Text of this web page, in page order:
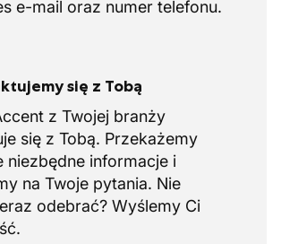
e-mail oraz numer telefonu.
się z Tobą
z Twojej branży
się z Tobą. Przekażemy
niezbędne informacje i
na Twoje pytania. Nie
odebrać? Wyślemy Ci